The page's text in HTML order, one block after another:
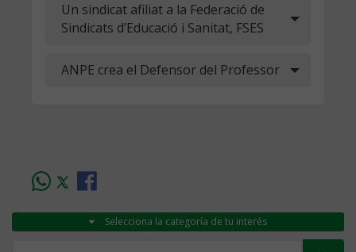
Un sindicat afiliat a la Federació de
Sindicats d’Educació i Sanitat, FSES
ANPE crea el Defensor del Professor
Selecciona la categoría de tu interés